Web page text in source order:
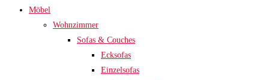
Möbel
Wohnzimmer
Sofas & Couches
Ecksofas
Einzelsofas